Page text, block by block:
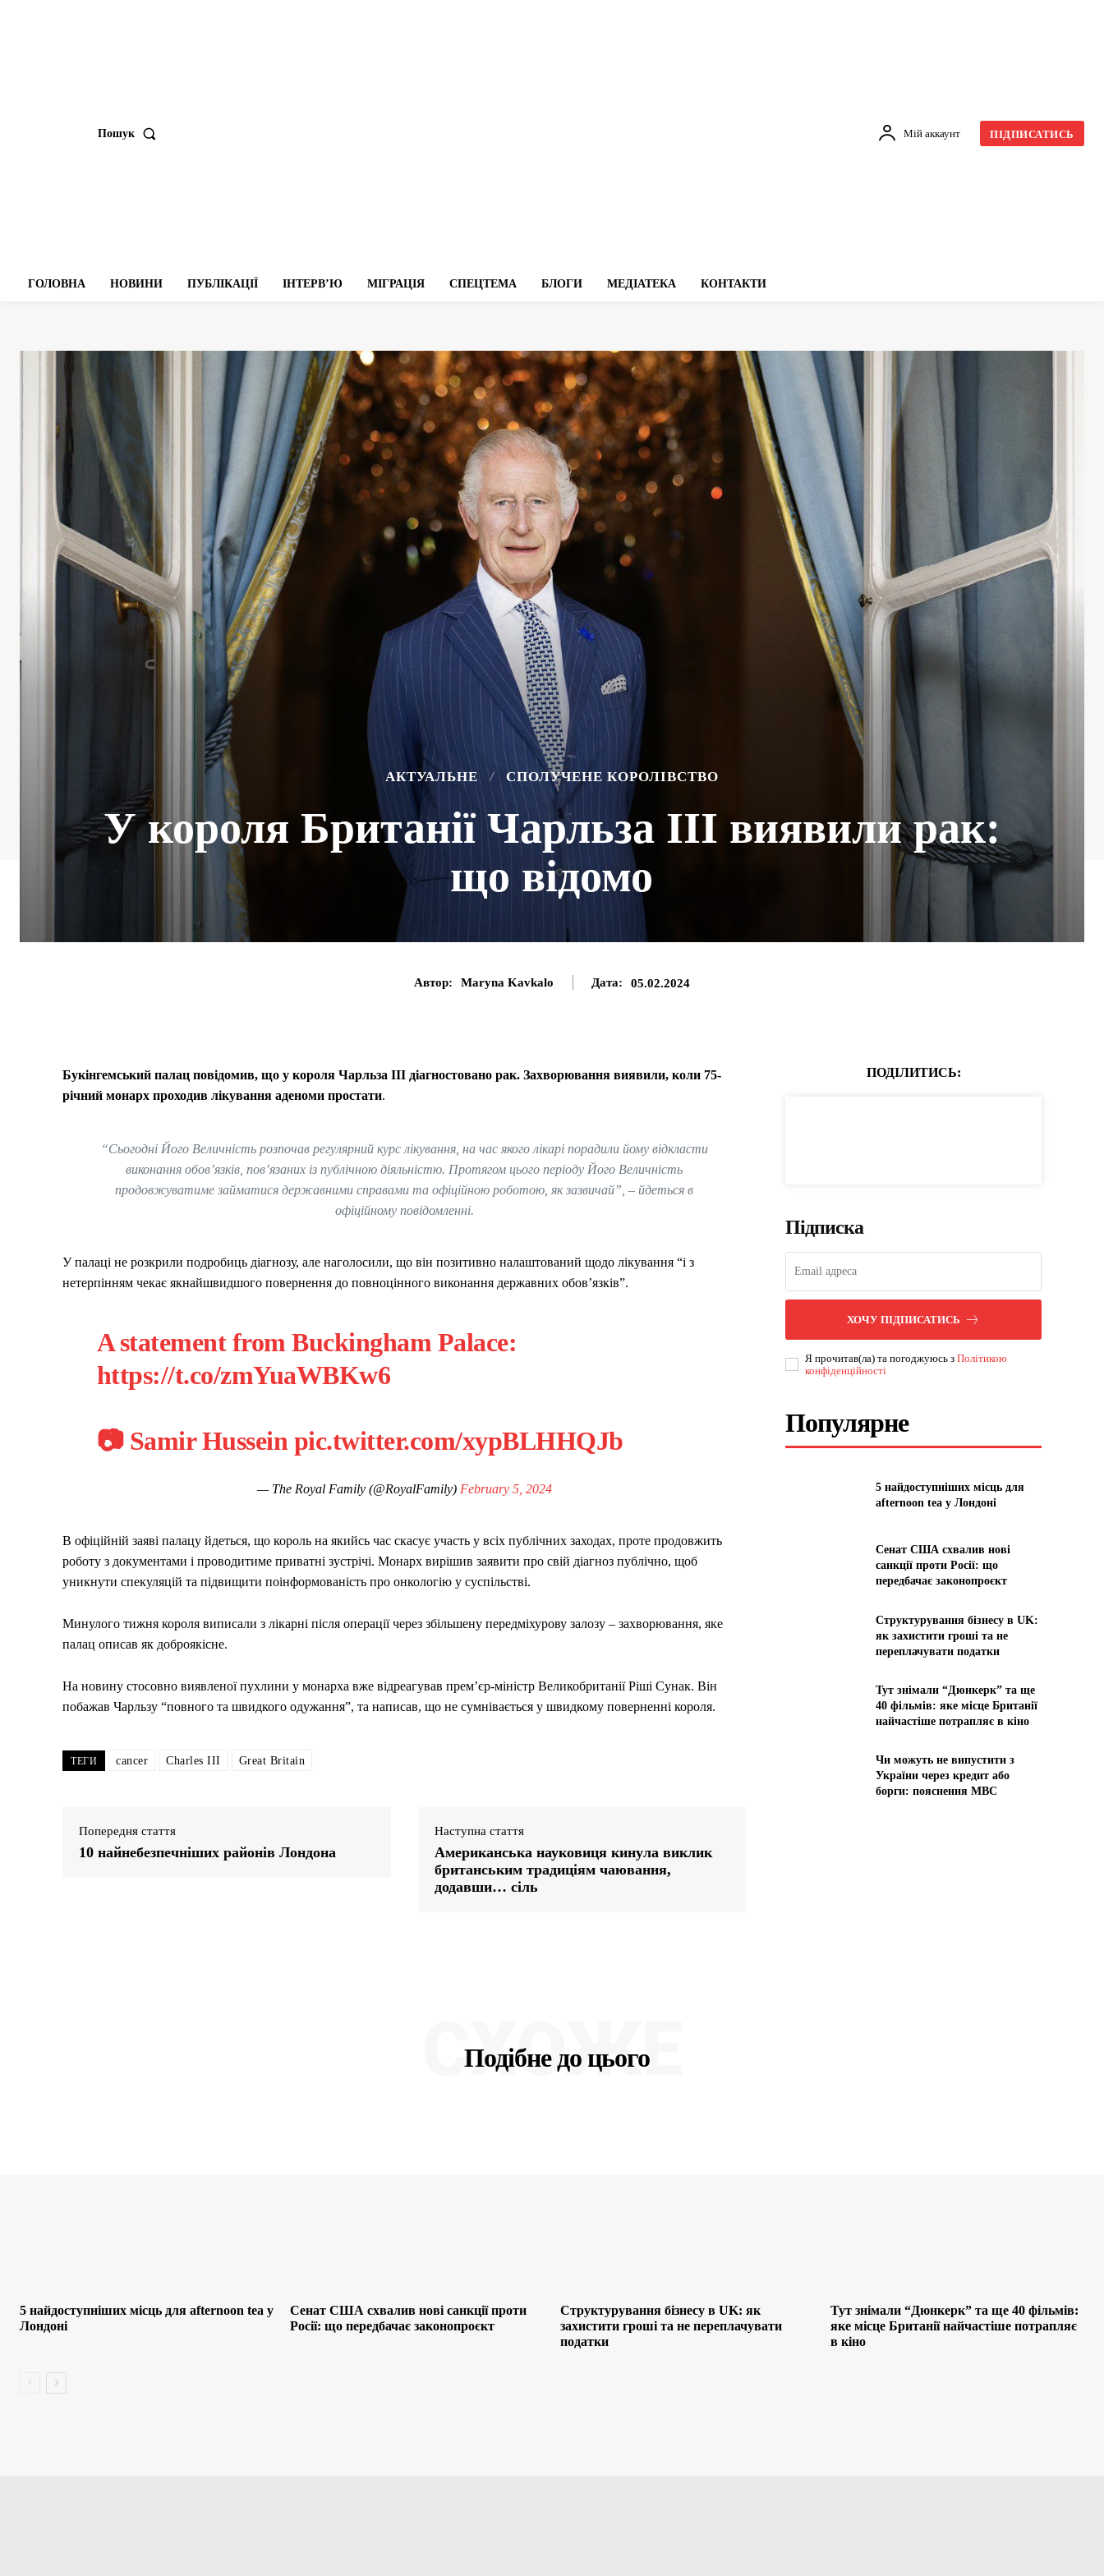
Пошук Мій аккаунт ПІДПИСАТИСЬ
ГОЛОВНА НОВИНИ ПУБЛІКАЦІЇ ІНТЕРВʼЮ МІГРАЦІЯ СПЕЦТЕМА БЛОГИ МЕДІАТЕКА КОНТАКТИ
АКТУАЛЬНЕ СПОЛУЧЕНЕ КОРОЛІВСТВО
У короля Британії Чарльза ІІІ виявили рак:
що відомо
Автор: Maryna Kavkalo Дата: 05.02.2024
Букінгемський палац повідомив, що у короля Чарльза III діагностовано рак. Захворювання виявили, коли 75-
річний монарх проходив лікування аденоми простати.
“Сьогодні Його Величність розпочав регулярний курс лікування, на час якого лікарі порадили йому відкласти
виконання обов’язків, пов’язаних із публічною діяльністю. Протягом цього періоду Його Величність
продовжуватиме займатися державними справами та офіційною роботою, як зазвичай”, – йдеться в
офіційному повідомленні.
У палаці не розкрили подробиць діагнозу, але наголосили, що він позитивно налаштований щодо лікування “і з
нетерпінням чекає якнайшвидшого повернення до повноцінного виконання державних обов’язків”.
A statement from Buckingham Palace:
https://t.co/zmYuaWBKw6
📷 Samir Hussein pic.twitter.com/xypBLHHQJb
— The Royal Family (@RoyalFamily) February 5, 2024
В офіційній заяві палацу йдеться, що король на якийсь час скасує участь у всіх публічних заходах, проте продовжить
роботу з документами і проводитиме приватні зустрічі. Монарх вирішив заявити про свій діагноз публічно, щоб
уникнути спекуляцій та підвищити поінформованість про онкологію у суспільстві.
Минулого тижня короля виписали з лікарні після операції через збільшену передміхурову залозу – захворювання, яке
палац описав як доброякісне.
На новину стосовно виявленої пухлини у монарха вже відреагував прем’єр-міністр Великобританії Ріші Сунак. Він
побажав Чарльзу “повного та швидкого одужання”, та написав, що не сумнівається у швидкому поверненні короля.
ТЕГИ cancer Charles III Great Britain
Попередня стаття
10 найнебезпечніших районів Лондона
Наступна стаття
Американська науковиця кинула виклик
британським традиціям чаювання,
додавши… сіль
ПОДІЛИТИСЬ:
Підписка
ХОЧУ ПІДПИСАТИСЬ
Я прочитав(ла) та погоджуюсь зПолітикою
конфіденційності
Популярне
5 найдоступніших місць для
afternoon tea у Лондоні
Сенат США схвалив нові
санкції проти Росії: що
передбачає законопроєкт
Структурування бізнесу в UK:
як захистити гроші та не
переплачувати податки
Тут знімали “Дюнкерк” та ще
40 фільмів: яке місце Британії
найчастіше потрапляє в кіно
Чи можуть не випустити з
України через кредит або
борги: пояснення МВС
Подібне до цього
СХОЖЕ
5 найдоступніших місць для afternoon tea у
Лондоні
Сенат США схвалив нові санкції проти
Росії: що передбачає законопроєкт
Структурування бізнесу в UK: як
захистити гроші та не переплачувати
податки
Тут знімали “Дюнкерк” та ще 40 фільмів:
яке місце Британії найчастіше потрапляє
в кіно